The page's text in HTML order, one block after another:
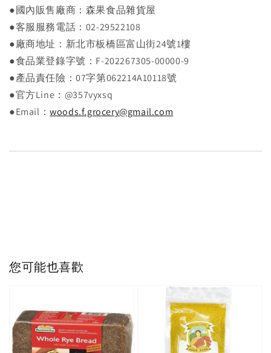
●國內販售廠商：森果食品雜貨屋
●客服服務電話：02-29522108
●廠商地址：新北市板橋區富山街24號1樓
●食品業登錄字號：F-202267305-00000-9
●產品責任險：07字第062214A10118號
●官方Line：@357vyxsq
●Email：woods.f.grocery@gmail.com
您可能也喜歡